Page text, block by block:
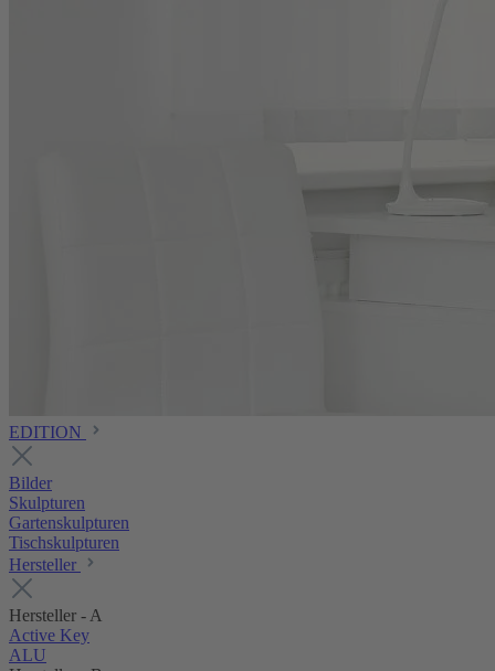
EDITION
Bilder
Skulpturen
Gartenskulpturen
Tischskulpturen
Hersteller
Hersteller - A
Active Key
ALU